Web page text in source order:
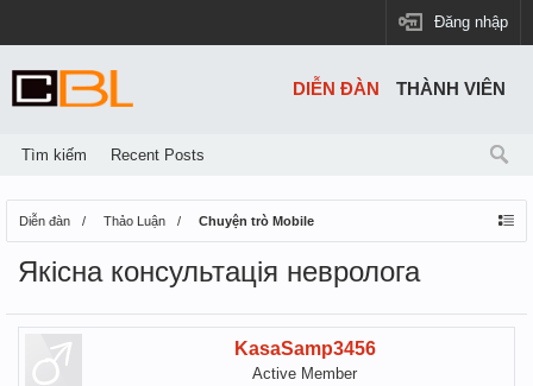
Đăng nhập
Diễn đàn Thảo Luận Chuyện trò Mobile
Якісна консультація невролога
KasaSamp3456
Active Member
DIỄN ĐÀN
Tìm kiếm Recent Posts
THÀNH VIÊN